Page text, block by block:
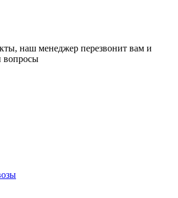
наш менеджер перезвонит вам и
вопросы